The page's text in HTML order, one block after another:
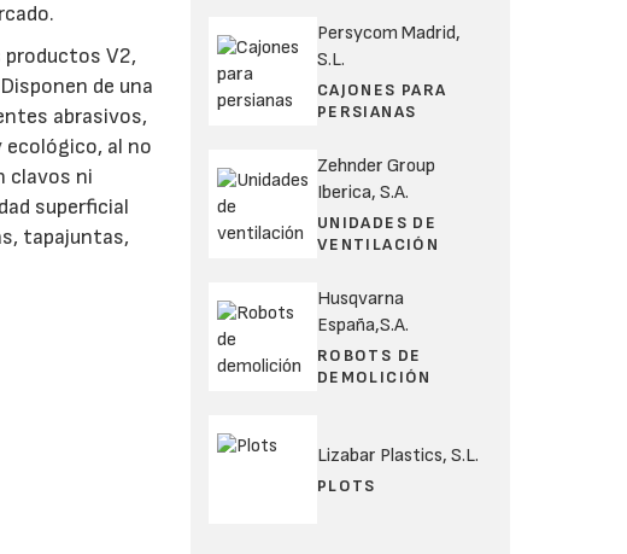
productos V2,
de una
abrasivos,
ecológico, al no
clavos ni
superficial
tapajuntas,
Persycom Madrid,
S.L.
CAJONES PARA
PERSIANAS
Zehnder Group
Iberica, S.A.
UNIDADES DE
VENTILACIÓN
Husqvarna
España,S.A.
ROBOTS DE
DEMOLICIÓN
Lizabar Plastics, S.L.
PLOTS